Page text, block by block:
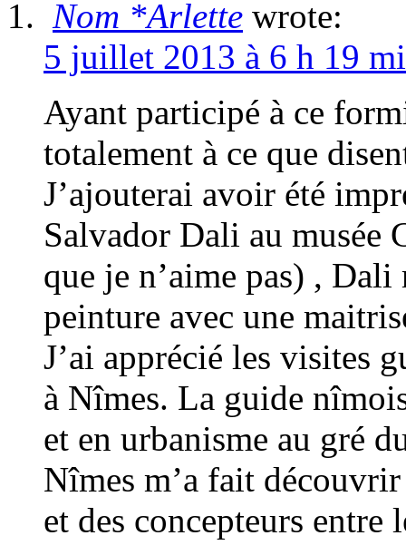
Nom *Arlette wrote:
5 juillet 2013 à 6 h 19
Ayant participé à ce
totalement à ce que
J’ajouterai avoir été
Salvador Dali au musée
que je n’aime pas) ,
peinture avec une
J’ai apprécié les visites
à Nîmes. La guide
et en urbanisme au gré
Nîmes m’a fait
et des concepteurs entre